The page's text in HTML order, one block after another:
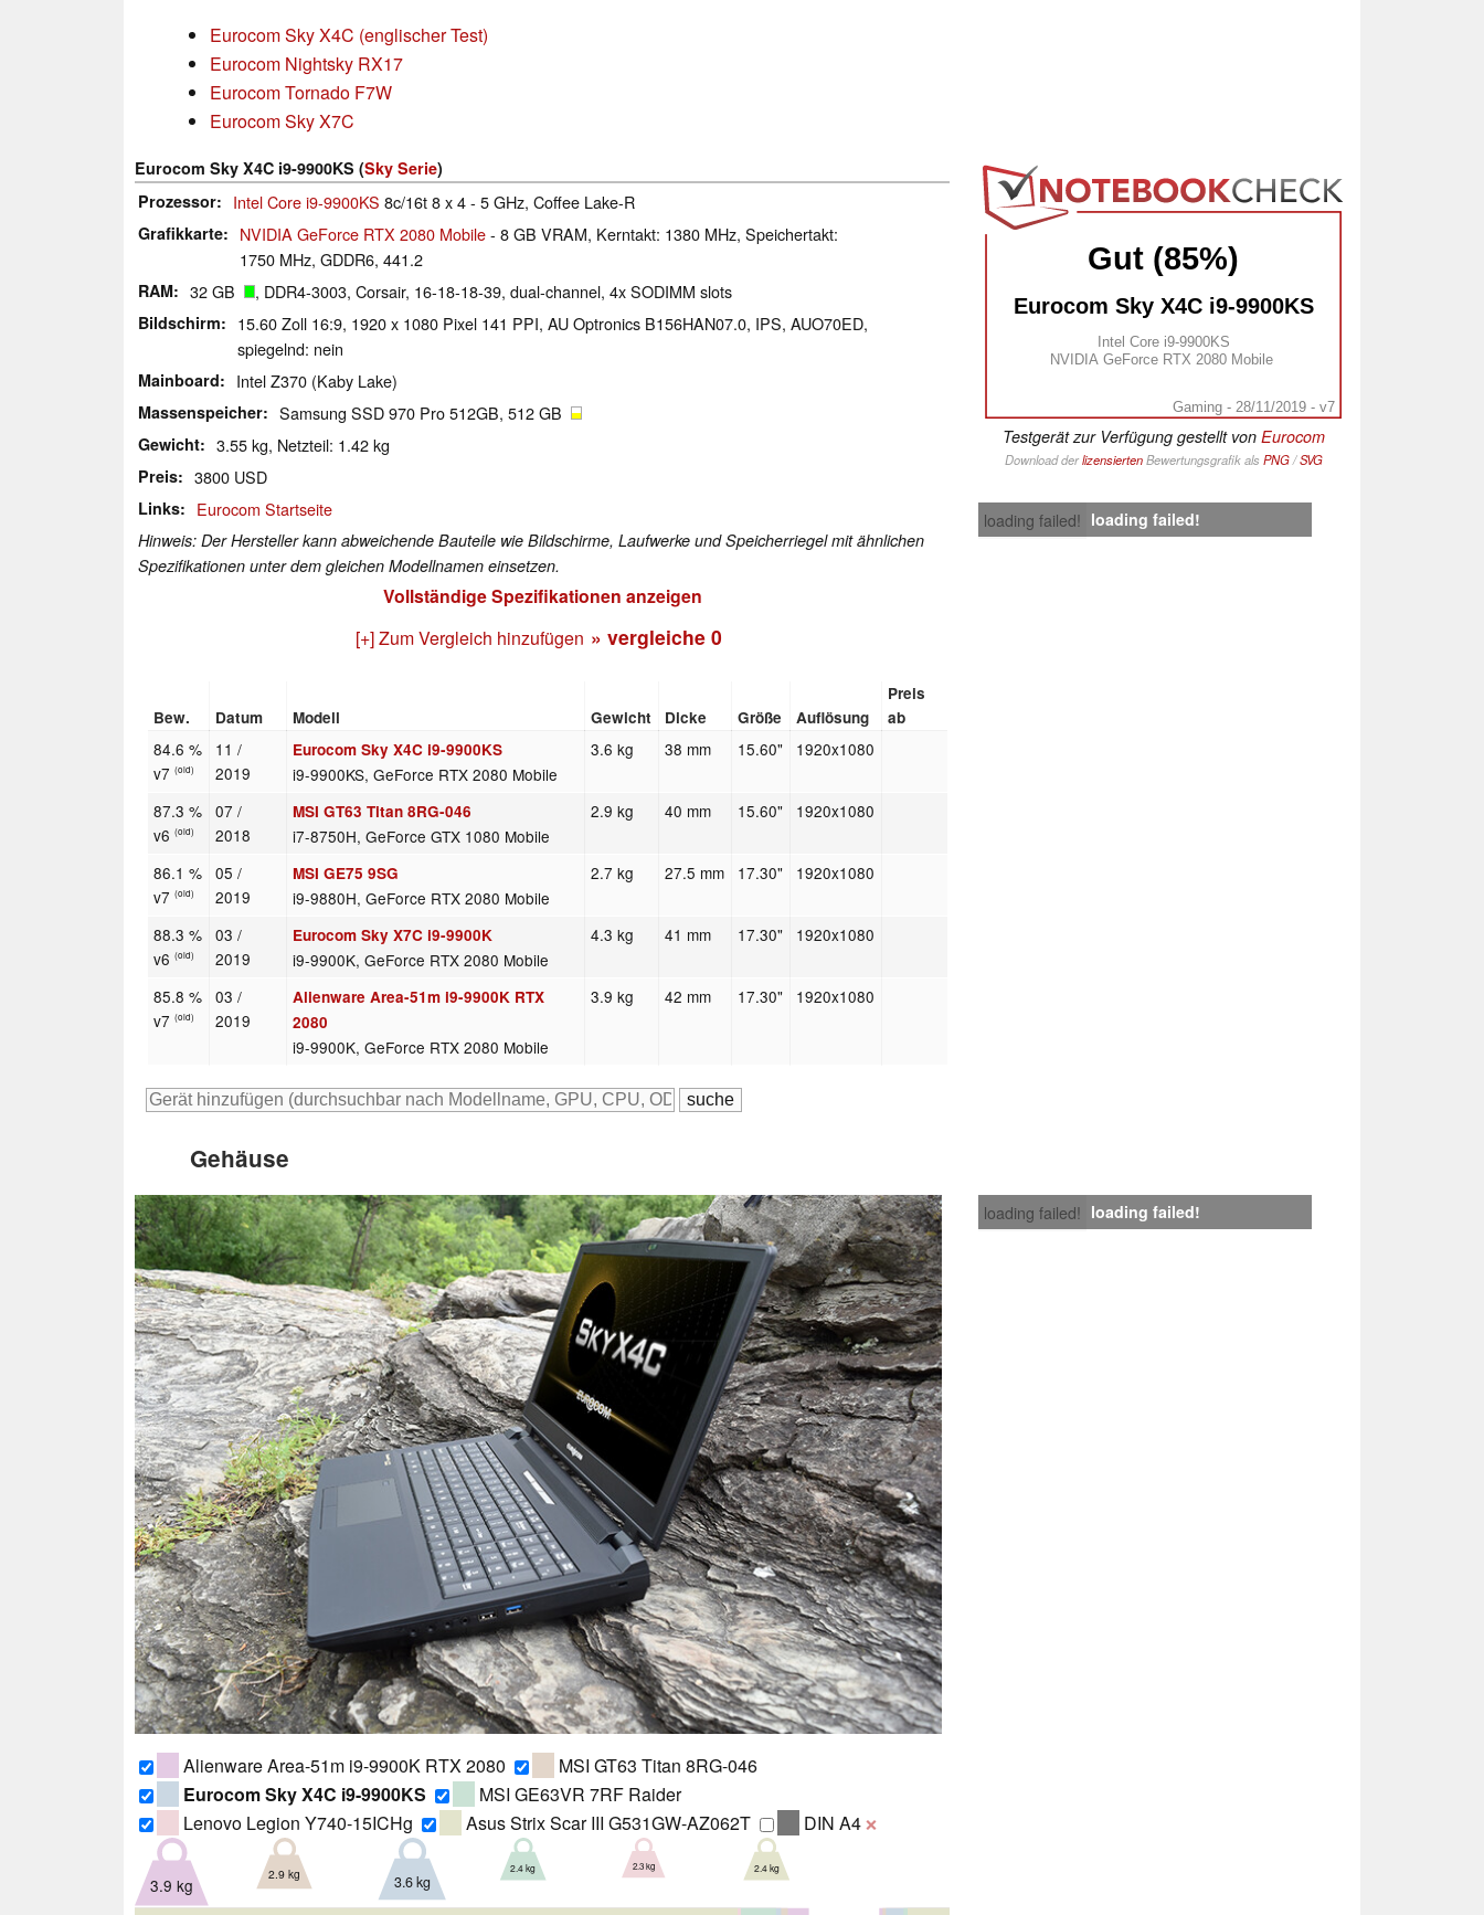
Eurocom Sky X4C (englischer Test)
Eurocom Nightsky RX17
Eurocom Tornado F7W
Eurocom Sky X7C
Gut (85%)
Eurocom Sky X4C i9-9900KS
Intel Core i9-9900KS
NVIDIA GeForce RTX 2080 Mobile
Gaming - 28/11/2019 - v7
Testgerät zur Verfügung gestellt von Eurocom
Download derlizensiertenBewertungsgrafik als PNG/SVG
loading failed! loading failed!
Eurocom Sky X4C i9-9900KS (Sky Serie)
Prozessor
Intel Core i9-9900KS 8c/16t 8 x 4 - 5 GHz, Coffee Lake-R
Grafikkarte NVIDIA GeForce RTX 2080 Mobile- 8 GB VRAM, Kerntakt: 1380 MHz, Speichertakt:
1750 MHz, GDDR6, 441.2
RAM 32 GB , DDR4-3003, Corsair, 16-18-18-39, dual-channel, 4x SODIMM slots
Bildschirm
15.60 Zoll 16:9, 1920 x 1080 Pixel 141 PPI, AU Optronics B156HAN07.0, IPS, AUO70ED,
spiegelnd: nein
Mainboard Intel Z370 (Kaby Lake)
Massenspeicher Samsung SSD 970 Pro 512GB, 512 GB
Gewicht 3.55 kg, Netzteil: 1.42 kg
Preis 3800 USD
Links Eurocom Startseite
Hinweis: Der Hersteller kann abweichende Bauteile wie Bildschirme, Laufwerke und Speicherriegel mit ähnlichen
Spezifikationen unter dem gleichen Modellnamen einsetzen.
Vollständige Spezifikationen anzeigen
[+] Zum Vergleich hinzufügen » vergleiche 0
Bew. Datum Modell Gewicht Dicke Größe Auflösung
Preis
ab
84.6 %
v7(old)
11 /
2019
Eurocom Sky X4C i9-9900KS
i9-9900KS, GeForce RTX 2080 Mobile
3.6 kg 38 mm 15.60" 1920x1080
87.3 %
v6(old)
07 /
2018
MSI GT63 Titan 8RG-046
i7-8750H, GeForce GTX 1080 Mobile
2.9 kg 40 mm 15.60" 1920x1080
86.1 %
v7(old)
05 /
2019
MSI GE75 9SG
i9-9880H, GeForce RTX 2080 Mobile
2.7 kg 27.5 mm 17.30" 1920x1080
88.3 %
v6(old)
03 /
2019
Eurocom Sky X7C i9-9900K
i9-9900K, GeForce RTX 2080 Mobile
4.3 kg 41 mm 17.30" 1920x1080
85.8 %
v7(old)
03 /
2019
Alienware Area-51m i9-9900K RTX
2080
i9-9900K, GeForce RTX 2080 Mobile
3.9 kg 42 mm 17.30" 1920x1080
Gehäuse
loading failed! loading failed!
Alienware Area-51m i9-9900K RTX 2080
MSI GT63 Titan 8RG-046
Eurocom Sky X4C i9-9900KS
MSI GE63VR 7RF Raider
Lenovo Legion Y740-15ICHg
Asus Strix Scar III G531GW-AZ062T DIN A4 ❌
3.9 kg
2.9 kg 3.6 kg
2.4 kg 2.3 kg 2.4 kg